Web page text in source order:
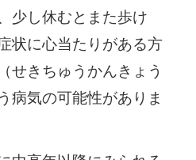
相談はこちら
560
電話が繋がります
少し休むとまた歩け
に心当たりがある方
せきちゅうかんきょう
病気の可能性がありま